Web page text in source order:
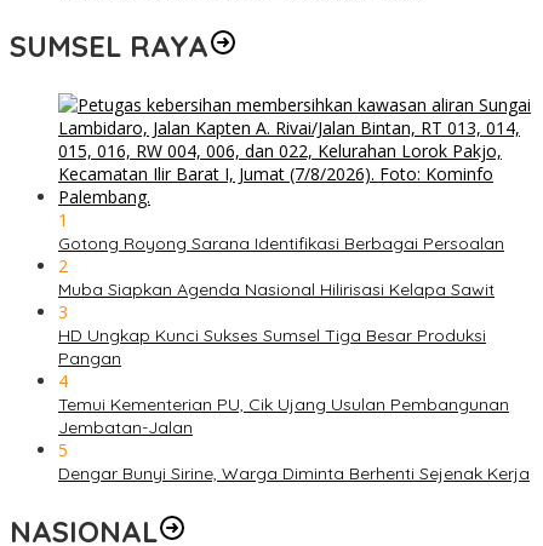
SUMSEL RAYA
1
Gotong Royong Sarana Identifikasi Berbagai Persoalan
2
Muba Siapkan Agenda Nasional Hilirisasi Kelapa Sawit
3
HD Ungkap Kunci Sukses Sumsel Tiga Besar Produksi
Pangan
4
Temui Kementerian PU, Cik Ujang Usulan Pembangunan
Jembatan-Jalan
5
Dengar Bunyi Sirine, Warga Diminta Berhenti Sejenak Kerja
NASIONAL